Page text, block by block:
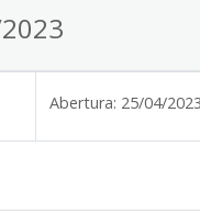
Abertura: 25/04/